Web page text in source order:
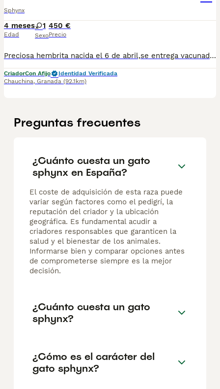
Sphynx
4 meses
Edad
1
Sexo
450 €
Precio
Preciosa hembrita nacida el 6 de abril,se entrega vacunada y desparasitada con su cartilla veterinaria, está criada en familia por lo que es super cariñosa. Para más información contactar por WhatsApp 623347098
CriadorCon Afijo
Identidad Verificada
Chauchina, Granada (92.1km)
Preguntas frecuentes
¿Cuánto cuesta un gato
sphynx en España?
El coste de adquisición de esta raza puede
variar según factores como el pedigrí, la
reputación del criador y la ubicación
geográfica. Es fundamental acudir a
criadores responsables que garanticen la
salud y el bienestar de los animales.
Informarse bien y comparar opciones antes
de comprometerse siempre es la mejor
decisión.
¿Cuánto cuesta un gato
sphynx?
¿Cómo es el carácter del
gato sphynx?